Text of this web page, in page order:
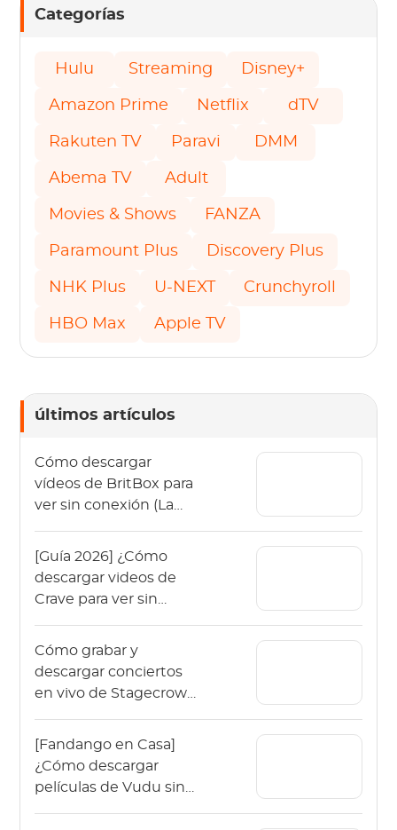
Categorías
Hulu Streaming Disney+
Amazon Prime Netflix dTV
Rakuten TV Paravi DMM
Abema TV Adult
Movies & Shows FANZA
Paramount Plus Discovery Plus
NHK Plus U-NEXT Crunchyroll
HBO Max Apple TV
últimos artículos
Cómo descargar
vídeos de BritBox para
ver sin conexión (La
[Guía 2026] ¿Cómo
descargar videos de
Crave para ver sin
Cómo grabar y
descargar conciertos
en vivo de Stagecrowd
[Fandango en Casa]
¿Cómo descargar
películas de Vudu sin